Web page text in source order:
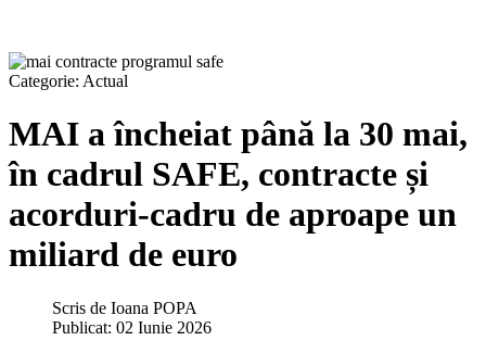
Categorie: Actual
MAI a încheiat până la 30 mai,
în cadrul SAFE, contracte și
acorduri-cadru de aproape un
miliard de euro
Scris de Ioana POPA
Publicat: 02 Iunie 2026